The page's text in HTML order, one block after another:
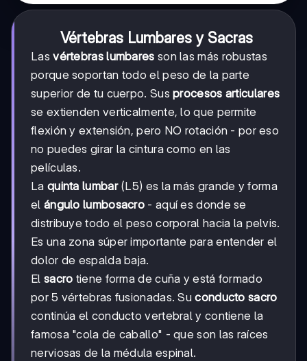
Vértebras Lumbares y Sacras
Lasvértebras lumbares son las más robustas
porque soportan todo el peso de la parte
superior de tu cuerpo. Susprocesos articulares
se extienden verticalmente, lo que permite
flexión y extensión, pero NO rotación - por eso
no puedes girar la cintura como en las
películas.
La quinta lumbar(L5) es la más grande y forma
el ángulo lumbosacro - aquí es donde se
distribuye todo el peso corporal hacia la pelvis.
Es una zona súper importante para entender el
dolor de espalda baja.
El sacro tiene forma de cuña y está formado
por 5 vértebras fusionadas. Suconducto sacro
continúa el conducto vertebral y contiene la
famosa "cola de caballo" - que son las raíces
nerviosas de la médula espinal.